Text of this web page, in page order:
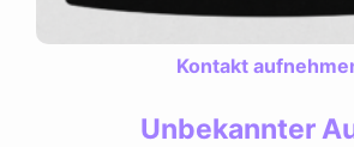
Kontakt
Unbekannter